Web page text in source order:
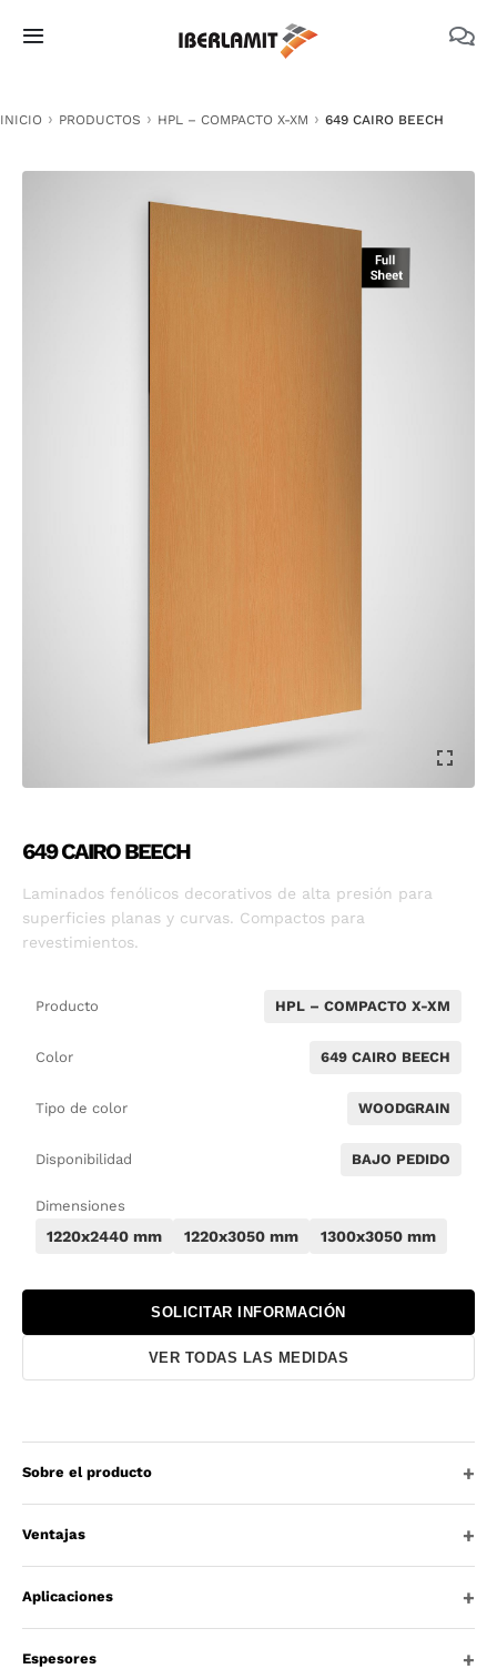
Toggle
NOSOTROS
INICIO PRODUCTOS HPL – COMPACTO X-XM 649 CAIRO BEECH
649 CAIRO BEECH
Laminados fenólicos decorativos de alta presión para
superficies planas y curvas. Compactos para
revestimientos.
Producto HPL – COMPACTO X-XM
Color 649 CAIRO BEECH
Tipo de color WOODGRAIN
Disponibilidad BAJO PEDIDO
Dimensiones
1220x2440 mm 1220x3050 mm 1300x3050 mm
SOLICITAR INFORMACIÓN
VER TODAS LAS MEDIDAS
Sobre el producto
Ventajas
Aplicaciones
Espesores